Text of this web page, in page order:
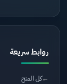
روابط سريعة
كل المنح